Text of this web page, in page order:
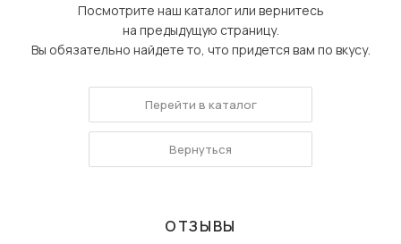
Посмотрите наш каталог или вернитесь
на предыдущую страницу.
Вы обязательно найдете то, что придется вам по вкусу.
Перейти в каталог
Вернуться
ОТЗЫВЫ